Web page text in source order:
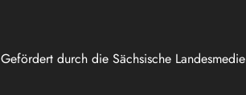
Gefördert durch die Sächsische